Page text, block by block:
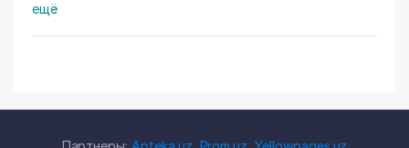
– это качество продукции. Хлеб и другая выпечка
мастера пекарного дела используют только
ещё